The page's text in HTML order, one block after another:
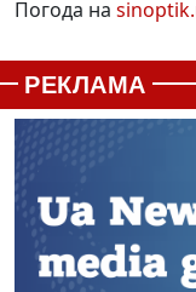
Погода на
РЕКЛАМА